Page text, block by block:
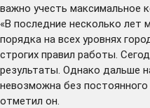
важно учесть максимальное
«В последние несколько лет
порядка на всех уровнях
строгих правил работы.
результаты. Однако дальше
невозможна без
отметил он.